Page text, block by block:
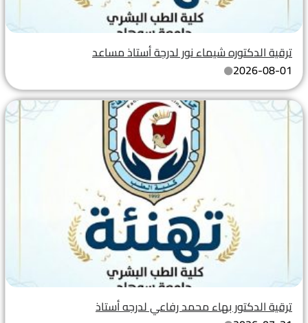
ترقية الدكتوره شيماء نور لدرجة أستاذ مساعد
2026-08-01
ترقية الدكتور بهاء محمد رفاعي لدرجه أستاذ